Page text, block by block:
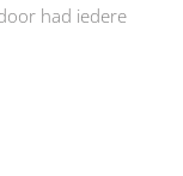
had iedere